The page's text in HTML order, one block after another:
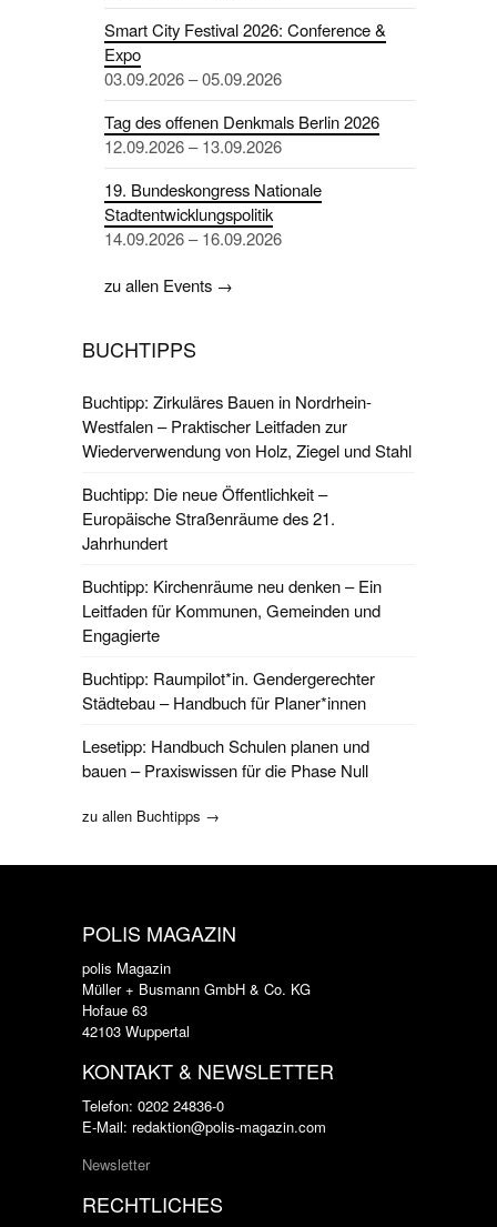
Smart City Festival 2026: Conference &
Expo
03.09.2026 – 05.09.2026
Tag des offenen Denkmals Berlin 2026
12.09.2026 – 13.09.2026
19. Bundeskongress Nationale
Stadtentwicklungspolitik
14.09.2026 – 16.09.2026
zu allen Events →
BUCHTIPPS
Buchtipp: Zirkuläres Bauen in Nordrhein-
Westfalen – Praktischer Leitfaden zur
Wiederverwendung von Holz, Ziegel und Stahl
Buchtipp: Die neue Öffentlichkeit –
Europäische Straßenräume des 21.
Jahrhundert
Buchtipp: Kirchenräume neu denken – Ein
Leitfaden für Kommunen, Gemeinden und
Engagierte
Buchtipp: Raumpilot*in. Gendergerechter
Städtebau – Handbuch für Planer*innen
Lesetipp: Handbuch Schulen planen und
bauen – Praxiswissen für die Phase Null
zu allen Buchtipps →
POLIS MAGAZIN
polis Magazin
Müller + Busmann GmbH & Co. KG
Hofaue 63
42103 Wuppertal
KONTAKT & NEWSLETTER
Telefon: 0202 24836-0
E-Mail: redaktion@polis-magazin.com
Newsletter
RECHTLICHES